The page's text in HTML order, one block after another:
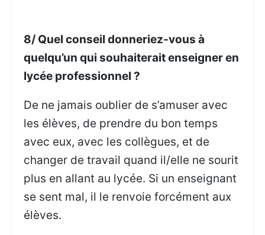
8/ Quel conseil donneriez-vous à
quelqu’un qui souhaiterait enseigner en
lycée professionnel ?
De ne jamais oublier de s’amuser avec
les élèves, de prendre du bon temps
avec eux, avec les collègues, et de
changer de travail quand il/elle ne sourit
plus en allant au lycée. Si un enseignant
se sent mal, il le renvoie forcément aux
élèves.